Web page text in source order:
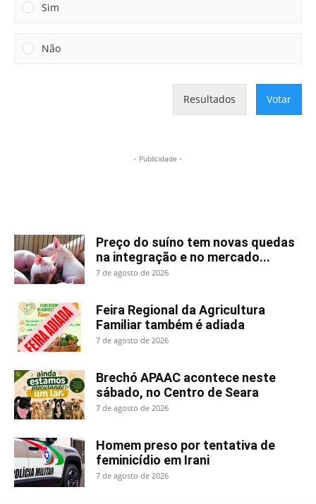
Sim
Não
Resultados Votar
- Publicidade -
Preço do suíno tem novas quedas
na integração e no mercado...
7 de agosto de 2026
Feira Regional da Agricultura
Familiar também é adiada
7 de agosto de 2026
Brechó APAAC acontece neste
sábado, no Centro de Seara
7 de agosto de 2026
Homem preso por tentativa de
feminicídio em Irani
7 de agosto de 2026